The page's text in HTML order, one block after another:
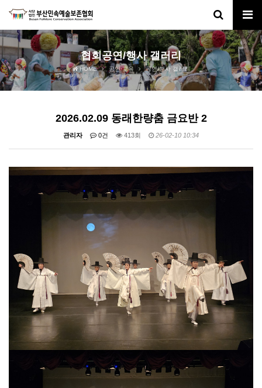
협회공연/행사 갤러리
HOME 공연·교육 공연/행사 갤러리
2026.02.09 동래한량춤 금요반 2
관리자 0건 413회 26-02-10 10:34